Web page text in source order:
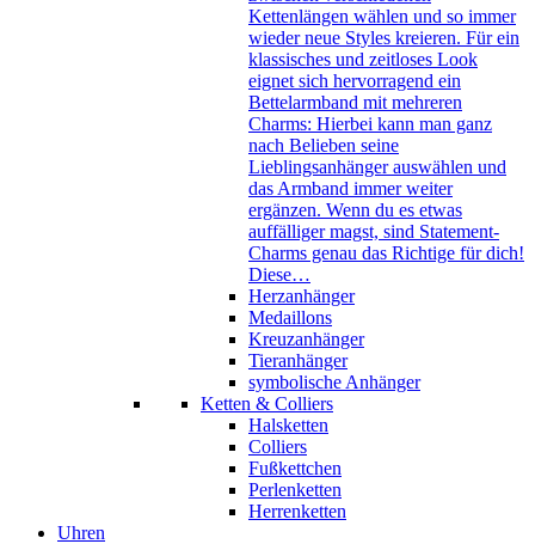
Kettenlängen wählen und so immer
wieder neue Styles kreieren. Für ein
klassisches und zeitloses Look
eignet sich hervorragend ein
Bettelarmband mit mehreren
Charms: Hierbei kann man ganz
nach Belieben seine
Lieblingsanhänger auswählen und
das Armband immer weiter
ergänzen. Wenn du es etwas
auffälliger magst, sind Statement-
Charms genau das Richtige für dich!
Diese…
Herzanhänger
Medaillons
Kreuzanhänger
Tieranhänger
symbolische Anhänger
Ketten & Colliers
Halsketten
Colliers
Fußkettchen
Perlenketten
Herrenketten
Uhren